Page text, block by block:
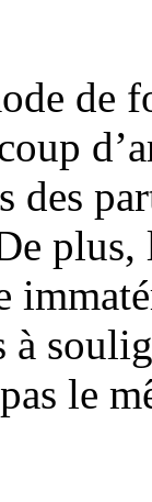
de
des
plus,
à
le